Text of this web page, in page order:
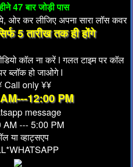
47 बार जोड़ी पास
ओर कर लीजिए अपना सारा लॉस कवर
5 तारीख तक ही होंगे
कॉल ना करें l गलत टाइम पर कॉल
ब्लॉक हो जाओगे l
Call only ¥¥
12:00 PM
message
AM --- 5:00 PM
या व्हाट्सएप